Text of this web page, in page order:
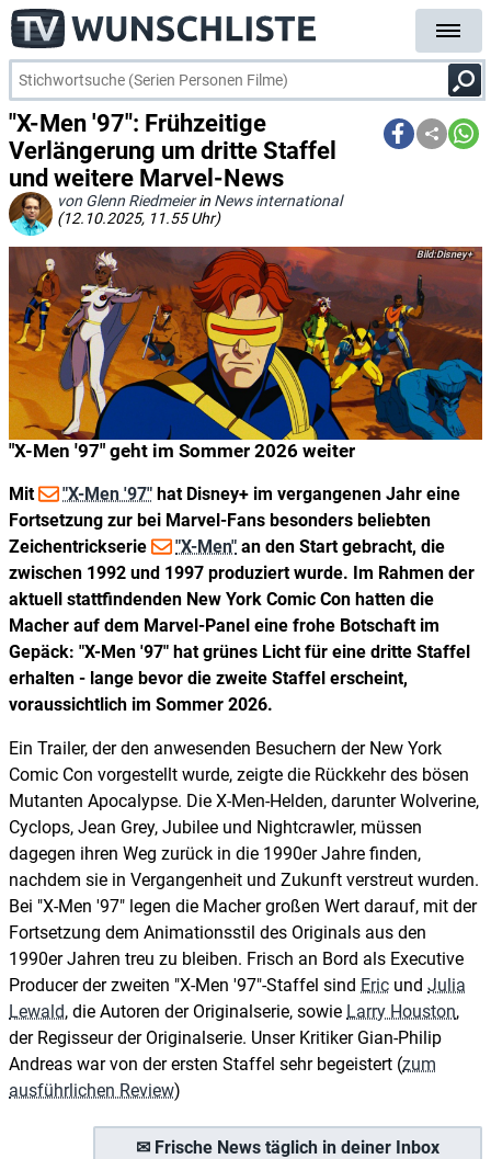
"X-Men '97": Frühzeitige
Verlängerung um dritte Staffel
und weitere Marvel-News
von Glenn Riedmeierin News international
(12.10.2025, 11.55 Uhr)
"X-Men '97" geht im Sommer 2026 weiter
Disney+
Mit "X-Men '97" hat Disney+ im vergangenen Jahr eine
Fortsetzung zur bei Marvel-Fans besonders beliebten
Zeichentrickserie
"X-Men" an den Start gebracht, die
zwischen 1992 und 1997 produziert wurde. Im Rahmen der
aktuell stattfindenden New York Comic Con hatten die
Macher auf dem Marvel-Panel eine frohe Botschaft im
Gepäck: "X-Men '97" hat grünes Licht für eine dritte Staffel
erhalten - lange bevor die zweite Staffel erscheint,
voraussichtlich im Sommer 2026.
Ein Trailer, der den anwesenden Besuchern der New York
Comic Con vorgestellt wurde, zeigte die Rückkehr des bösen
Mutanten Apocalypse. Die X-Men-Helden, darunter Wolverine,
Cyclops, Jean Grey, Jubilee und Nightcrawler, müssen
dagegen ihren Weg zurück in die 1990er Jahre finden,
nachdem sie in Vergangenheit und Zukunft verstreut wurden.
Bei "X-Men '97" legen die Macher großen Wert darauf, mit der
Fortsetzung dem Animationsstil des Originals aus den
1990er Jahren treu zu bleiben. Frisch an Bord als Executive
Producer der zweiten "X-Men '97"-Staffel sind Eric und Julia
Lewald, die Autoren der Originalserie, sowie Larry Houston,
der Regisseur der Originalserie. Unser Kritiker Gian-Philip
Andreas war von der ersten Staffel sehr begeistert (zum
ausführlichen Review)
✉ Frische News täglich in deiner Inbox